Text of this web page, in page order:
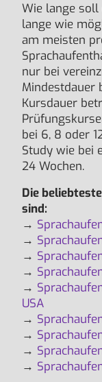
Wie lange soll
lange wie
am meisten
nur bei
Mindestdauer
Kursdauer
bei 6, 8 oder
Study wie bei
24 Wochen.
Die
sind:
→
→
→
→
→
USA
→
→
→
→